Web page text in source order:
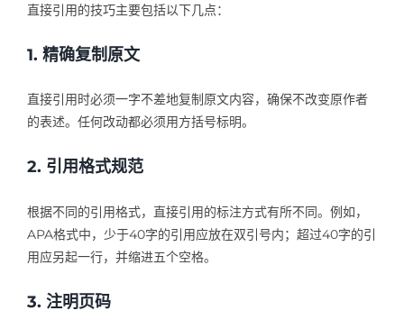
直接引用的技巧主要包括以下几点：
1. 精确复制原文
直接引用时必须一字不差地复制原文内容，确保不改变原作者
的表述。任何改动都必须用方括号标明。
2. 引用格式规范
根据不同的引用格式，直接引用的标注方式有所不同。例如，
APA格式中，少于40字的引用应放在双引号内；超过40字的引
用应另起一行，并缩进五个空格。
3. 注明页码